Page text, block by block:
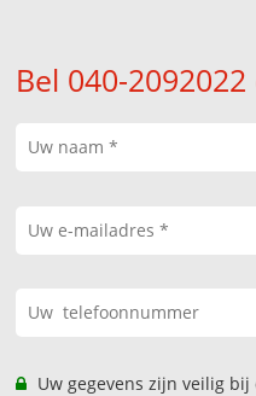
Bel 040-
Uw gegevens zijn veilig bij